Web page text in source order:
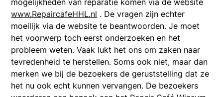
www.RepaircafeHHL.nl . De vragen zijn echter
moeilijk via de website te beantwoorden. Je moet
het voorwerp toch eerst onderzoeken en het
probleem weten. Vaak lukt het ons om zaken naar
tevredenheid te herstellen. Soms ook niet, maar dan
merken we bij de bezoekers de geruststelling dat ze
het nu ook echt kunnen vervangen. De bezoekers